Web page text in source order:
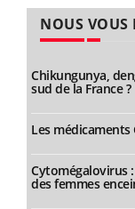
NOUS
Chikungunya,
sud de la France ?
Les médicaments
Cytomégalovirus
des femmes